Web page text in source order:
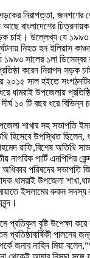
নিরাপত্তা,
বাংলাদেশের
চাই। উল্লেখ্য যে ১৯৯৩
নিহত হন ইলিয়াস
সালের ১লা ডিসেম্বর
করেন নিরাপদ সড়ক
২০১৫ সাল হইতে
ধামরাই উপজেলায়
১০ টি বছর ধরে
শাখার সহ সভাপতি
হিসেবে উপস্থিত ছিলেন,
রাফি,বিশেষ অতিথি
নাগরিক পার্টি এনপিপির
পরিষদের সভাপতি
ধামরাই উপজেলা
ইসলামের রুকন
প্রতিকূল বৃষ্টি উপেক্ষা
প্রতিষ্ঠাবার্ষিকী পালনের
জনাব নাহিদ মিয়া